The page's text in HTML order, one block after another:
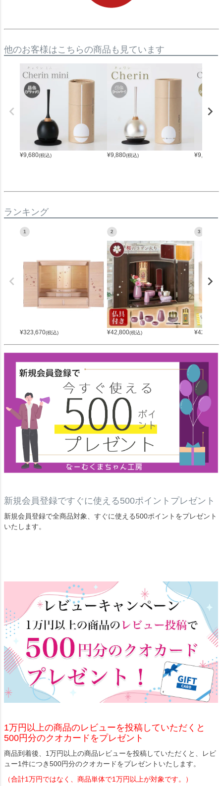
他のお客様はこちらの商品も見ています
¥9,680(税込) ¥9,880(税込) ¥9,680
ランキング
1
¥323,670(税込)
2
¥42,800(税込)
3
¥42,800
新規会員登録ですぐに使える500ポイントプレゼント
新規会員登録で全商品対象、すぐに使える500ポイントをプレゼント
いたします。
1万円以上の商品のレビューを投稿していただくと
500円分のクオカードをプレゼント
商品到着後、1万円以上の商品レビューを投稿していただくと、レビ
ュー1件につき500円分のクオカードをプレゼントいたします。
（合計1万円ではなく、商品単体で1万円以上が対象です。）